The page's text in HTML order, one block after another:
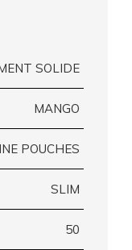
SOLIDE
MANGO
POUCHES
SLIM
50